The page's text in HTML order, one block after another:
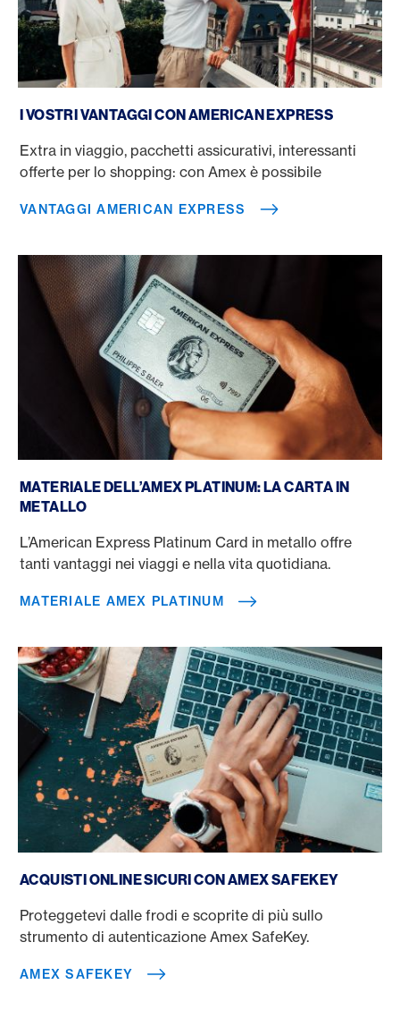
I VOSTRI VANTAGGI CON AMERICAN EXPRESS
Extra in viaggio, pacchetti assicurativi, interessanti
offerte per lo shopping: con Amex è possibile
VANTAGGI AMERICAN EXPRESS
MATERIALE DELL’AMEX PLATINUM: LA CARTA IN
METALLO
L’American Express Platinum Card in metallo offre
tanti vantaggi nei viaggi e nella vita quotidiana.
MATERIALE AMEX PLATINUM
ACQUISTI ONLINE SICURI CON AMEX SAFEKEY
Proteggetevi dalle frodi e scoprite di più sullo
strumento di autenticazione Amex SafeKey.
AMEX SAFEKEY